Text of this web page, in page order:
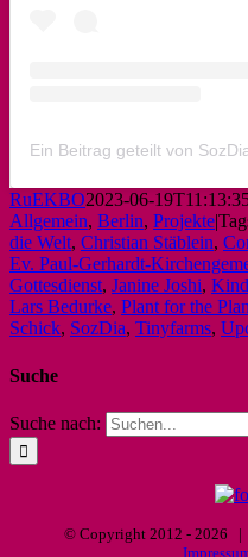
RuEKBO2023-06-
Allgemein, Berlin, Projekte|
die Welt, Christian Stäblein,
Ev. Paul-Gerhardt-
Gottesdienst, Janine Joshi,
Lars Bedurke, Plant for the
Schick, SozDia, Tinyfarms,
Suche
Suche nach:
© Copyright 2012 - 2026 |